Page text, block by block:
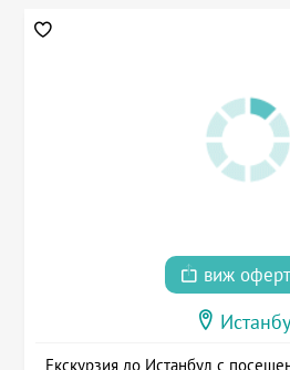
виж
Екскурзия до Истанбул с